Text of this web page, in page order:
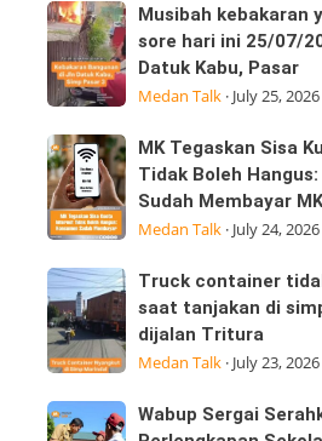
dan
Moto
GP
Edition
hadir
Musibah
kebakaran
yabg
tarjadi
sore
hari
ini
25/07/2026
dijalan
Datuk
Kabu,
Pasar
Musibah kebakaran
sore hari ini 25/07/
Datuk Kabu, Pasar
Medan Talk· July 25, 2026
MK
Tegaskan
Sisa
Kuota
Internet
Tidak
Boleh
Hangus:
Konsumen
Sudah
MK Tegaskan Sisa
Tidak Boleh
Sudah Membayar MK
Medan Talk· July 24, 2026
Truck
container
tidak
tarik
pada
saat
Truck container
saat tanjakan di
dijalan Tritura
Medan Talk· July 23, 2026
Wabup
Wabup Sergai